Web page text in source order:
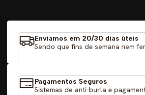
Enviamos em 20/30 dias úteis
Sendo que fins de semana nem
Pagamentos Seguros
Sistemas de anti-burla e